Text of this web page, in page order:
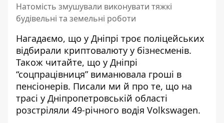
Натомість змушували виконувати тяжкі
будівельні та земельні роботи
Нагадаємо, що у Дніпрі троє поліцейських
відбирали криптовалюту у бізнесменів.
Також читайте, що у Дніпрі
“соцпрацівниця” виманювала гроші в
пенсіонерів. Писали ми й про те, що на
трасі у Дніпропетровській області
розстріляли 49-річного водія Volkswagen.